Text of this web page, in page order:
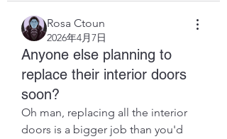
Rosa Ctoun
2026年4月7日
Anyone else planning to
replace their interior doors
soon?
Oh man, replacing all the interior
doors is a bigger job than you'd